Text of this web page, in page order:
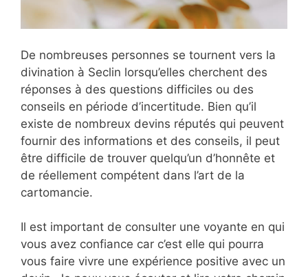
De nombreuses personnes se tournent vers la
divination à Seclin lorsqu’elles cherchent des
réponses à des questions difficiles ou des
conseils en période d’incertitude. Bien qu’il
existe de nombreux devins réputés qui peuvent
fournir des informations et des conseils, il peut
être difficile de trouver quelqu’un d’honnête et
de réellement compétent dans l’art de la
cartomancie.
Il est important de consulter une voyante en qui
vous avez confiance car c’est elle qui pourra
vous faire vivre une expérience positive avec un